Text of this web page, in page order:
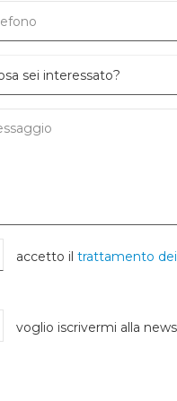
accetto il trattamento
voglio iscrivermi alla